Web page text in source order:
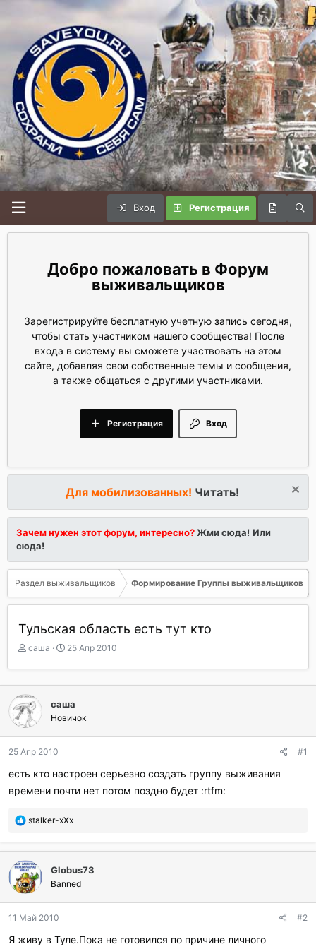
Вход Регистрация
Форум
выживальщиков
Зарегистрируйте бесплатную учетную запись сегодня,
чтобы стать участником нашего сообщества! После
входа в систему вы сможете участвовать на этом
сайте, добавляя свои собственные темы и сообщения,
а также общаться с другими участниками.
Вход
Регистрация
Для мобилизованных! Читать!
Зачем нужен этот форум, интересно?Жми сюда! Или
сюда!
Раздел выживальщиков Формирование Группы выживальщиков
Тульская область есть тут кто
А
т
о
р
т
е
м
ы
саша
Д
т
а
а
ч
а
25 Апр 2010
саша
Новичок
25 Апр 2010 #1
есть кто настроен серьезно создать группу выживания
времени почти нет потом поздно будет :rtfm:
П
б
а
г
о
а
и
stalker-xXx
Globus73
Banned
11 Май 2010 #2
Я живу в Туле.Пока не готовился по причине личного